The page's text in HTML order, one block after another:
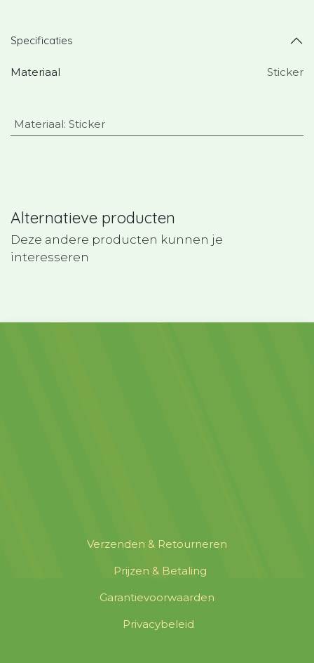
Specificaties
Materiaal Sticker
Materiaal: Sticker
Alternatieve producten
Deze andere producten kunnen je
interesseren
Verzenden & Retourneren
Prijzen & Betaling
Garantievoorwaarden
Privacybeleid